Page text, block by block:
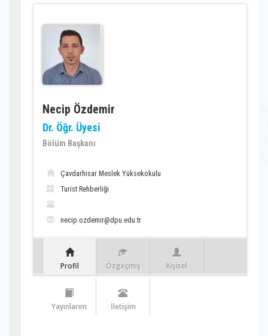
Necip Özdemir
Dr. Öğr. Üyesi
Bölüm Başkanı
Çavdarhisar Meslek Yüksekokulu
Turist Rehberliği
necip.ozdemir@dpu.edu.tr
Profil Özgeçmiş Kişisel
Yayınlarım İletişim